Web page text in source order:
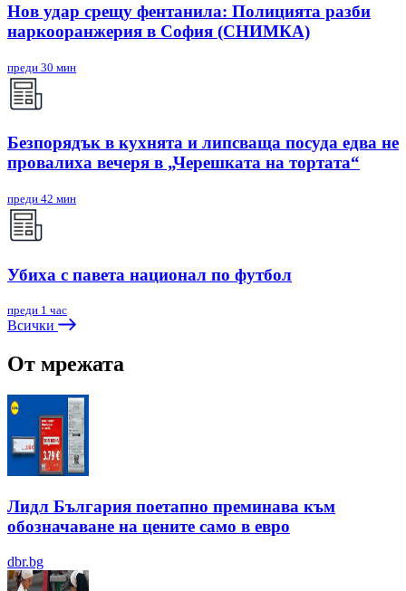
Нов удар срещу фентанила: Полицията разби
наркооранжерия в София (СНИМКА)
преди 30 мин
Безпорядък в кухнята и липсваща посуда едва не
провалиха вечеря в „Черешката на тортата“
преди 42 мин
Убиха с павета национал по футбол
преди 1 час
Всички
От мрежата
Лидл България поетапно преминава към
обозначаване на цените само в евро
dbr.bg